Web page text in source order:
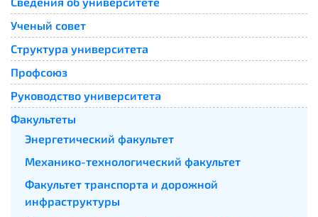
Ученый совет
Cтруктура университета
Профсоюз
Руководство университета
Факультеты
Энергетический факультет
Механико-технологический факультет
Факультет транспорта и дорожной
инфраструктуры